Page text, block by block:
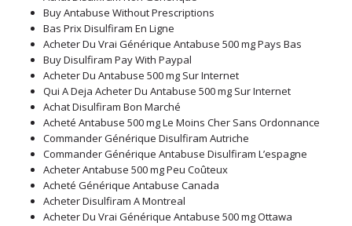
Buy Antabuse Without Prescriptions
Bas Prix Disulfiram En Ligne
Acheter Du Vrai Générique Antabuse 500 mg Pays Bas
Buy Disulfiram Pay With Paypal
Acheter Du Antabuse 500 mg Sur Internet
Qui A Deja Acheter Du Antabuse 500 mg Sur Internet
Achat Disulfiram Bon Marché
Acheté Antabuse 500 mg Le Moins Cher Sans Ordonnance
Commander Générique Disulfiram Autriche
Commander Générique Antabuse Disulfiram L’espagne
Acheter Antabuse 500 mg Peu Coûteux
Acheté Générique Antabuse Canada
Acheter Disulfiram A Montreal
Acheter Du Vrai Générique Antabuse 500 mg Ottawa